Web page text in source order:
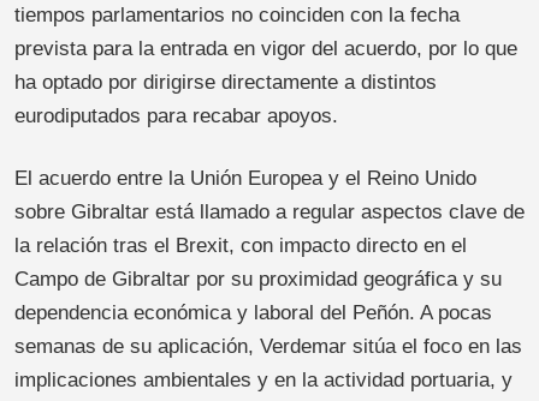
tiempos parlamentarios no coinciden con la fecha
prevista para la entrada en vigor del acuerdo, por lo que
ha optado por dirigirse directamente a distintos
eurodiputados para recabar apoyos.
El acuerdo entre la Unión Europea y el Reino Unido
sobre Gibraltar está llamado a regular aspectos clave de
la relación tras el Brexit, con impacto directo en el
Campo de Gibraltar por su proximidad geográfica y su
dependencia económica y laboral del Peñón. A pocas
semanas de su aplicación, Verdemar sitúa el foco en las
implicaciones ambientales y en la actividad portuaria, y